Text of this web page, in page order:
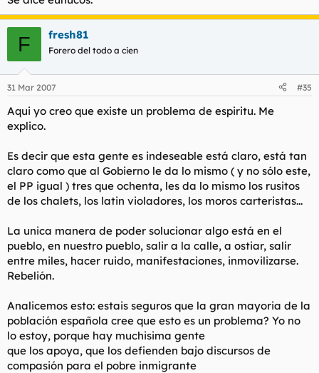
F fresh81
Forero del todo a cien
31 Mar 2007 #35
Aqui yo creo que existe un problema de espiritu. Me
explico.
Es decir que esta gente es indeseable está claro, está tan
claro como que al Gobierno le da lo mismo ( y no sólo este,
el PP igual ) tres que ochenta, les da lo mismo los rusitos
de los chalets, los latin violadores, los moros carteristas...
La unica manera de poder solucionar algo está en el
pueblo, en nuestro pueblo, salir a la calle, a ostiar, salir
entre miles, hacer ruido, manifestaciones, inmovilizarse.
Rebelión.
Analicemos esto: estais seguros que la gran mayoria de la
población española cree que esto es un problema? Yo no
lo estoy, porque hay muchisima gente
que los apoya, que los defienden bajo discursos de
compasión para el pobre inmigrante